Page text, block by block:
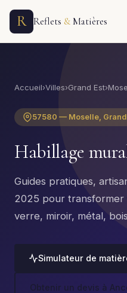
R Reflets &Matières
Accueil›Villes›Grand Est›
57580 — Moselle, Grand
Habillage
Guides pratiques,
2025 pour
verre, miroir, métal,
Simulateur de
Obtenir un devis à